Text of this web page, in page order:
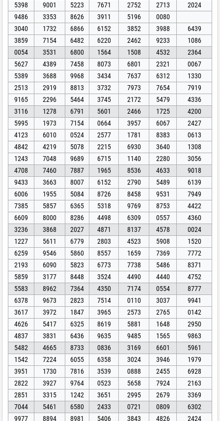
5398
9001 5223 7671 2752 2713
2024
9486
3353 8626 3911 5196
0080
3040
1732 6866 6152 3852 3988
6439
3859
7154 6482 6220 2462 9233
1086
0054
3531 6800 1564 1508 4532
2364
5627
4389 7458 8073 6801 2321
0067
5389
3688 9968 3434 7637 6312
1330
2513
2919 8813 3732 7973 7654
7919
9165
2296 5464 3745 2172 5479
4336
3116
1278 6791 5601 2466 1725
4200
5995
1973 7154 0664 3957 6067
2427
4123
6010 0524 2577 1781 8383
0613
4842
4219 5078 2215 6930 3640
1308
1243
7048 9689 6715 1140 2280
3056
4708
7460 7887 1965 8536 4633
9018
9433
3663 8007 6152 2790 5489
6139
6006
1955 5084 8726 8458 9531
7949
7385
5857 6365 5318 9769 8753
4422
6609
8000 8286 4498 6309 0557
4360
3236
3868 2027 4871 8137 4578
0024
1227
5611 6779 2803 4523 5908
1520
6259
9546 5860 8557 1659 7369
7772
2193
6090 5823 6773 7738 5486
8371
5859
3177 8448 3524 4490 4440
4752
5583
8962 7364 4350 7174 0554
8777
6378
9673 2823 7514 0110 3037
9941
3617
3972 1847 3965 2573 2765
0142
4626
5417 6325 8619 5881 1648
2950
4837
3831 6436 9635 9485 1565
9863
5482
4665 8733 0836 3169 6601
5961
1542
7224 6055 6358 3024 3946
1979
3951
1730 7816 3539 0888 2455
6928
2822
3927 9764 0523 5658 7924
2163
2851
3315 1242 3651 2995 2679
3369
7044
5461 6580 2433 0721 0809
6302
9977
8894 8981 5406 3843 4826 2424